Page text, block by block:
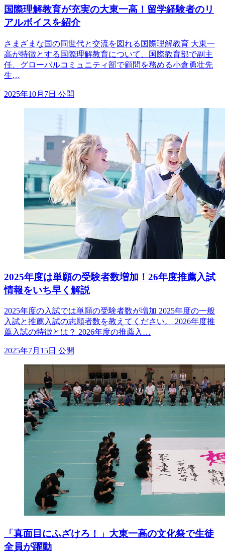
国際理解教育が充実の大東一高！留学経験者のリ
アルボイスを紹介
さまざまな国の同世代と交流を図れる国際理解教育 大東一
高が特徴とする国際理解教育について、国際教育部で副主
任、グローバルコミュニティ部で顧問を務める小倉勇壮先
生…
2025年10月7日 公開
2025年度は単願の受験者数増加！26年度推薦入試
情報をいち早く解説
2025年度の入試では単願の受験者数が増加 2025年度の一般
入試と推薦入試の志願者数を教えてください。 2026年度推
薦入試の特徴とは？ 2026年度の推薦入…
2025年7月15日 公開
「真面目にふざけろ！」大東一高の文化祭で生徒
全員が躍動